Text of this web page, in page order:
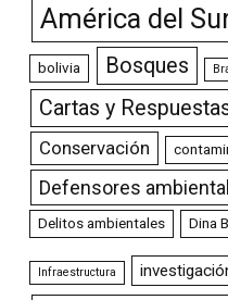
América del
bolivia Bosques
Cartas y
Conservación
Defensores
Delitos ambientales Dina
Infraestructura